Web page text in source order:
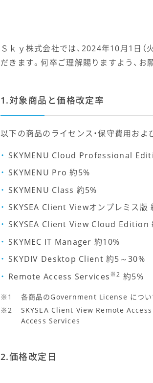
Ｓｋｙ株式会社では、2024年10月1日
だきます。何卒ご理解賜りますよう、お
1.対象商品と価格改定率
以下の商品のライセンス・保守費用お
SKYMENU Cloud Professional
SKYMENU Pro 約5%
SKYMENU Class 約5%
SKYSEA Client Viewオンプレミス版
SKYSEA Client View Cloud Edition
SKYMEC IT Manager 約10%
SKYDIV Desktop Client 約5～30%
Remote Access Services※2 約5%
各商品のGovernment License につい
SKYSEA Client View Remote
Access Services
2.価格改定日